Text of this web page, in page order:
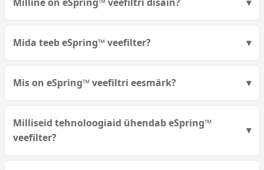
Mida teeb eSpring™ veefilter?
Mis on eSpring™ veefiltri eesmärk?
Milliseid tehnoloogiaid ühendab eSpring™
veefilter?